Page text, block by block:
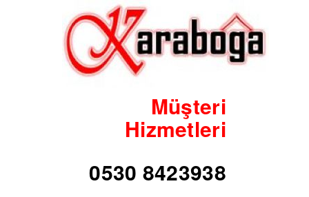
Müşteri
Hizmetleri